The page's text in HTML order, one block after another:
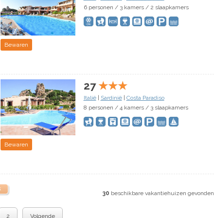
6 personen / 3 kamers / 2 slaapkamers
Bewaren
27 ★★★
Italië| Sardinië| Costa Paradiso
8 personen / 4 kamers / 3 slaapkamers
Bewaren
30 beschikbare vakantiehuizen gevonden
2 Volgende